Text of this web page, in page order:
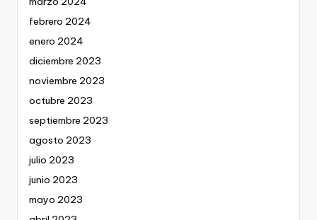
febrero 2024
enero 2024
diciembre 2023
noviembre 2023
octubre 2023
septiembre 2023
agosto 2023
julio 2023
junio 2023
mayo 2023